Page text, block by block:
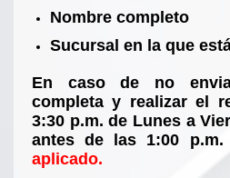
Nombre completo
Sucursal en la que
En caso de no
completa y realizar el
3:30 p.m. de Lunes a
antes de las 1:00 p.m.
aplicado.